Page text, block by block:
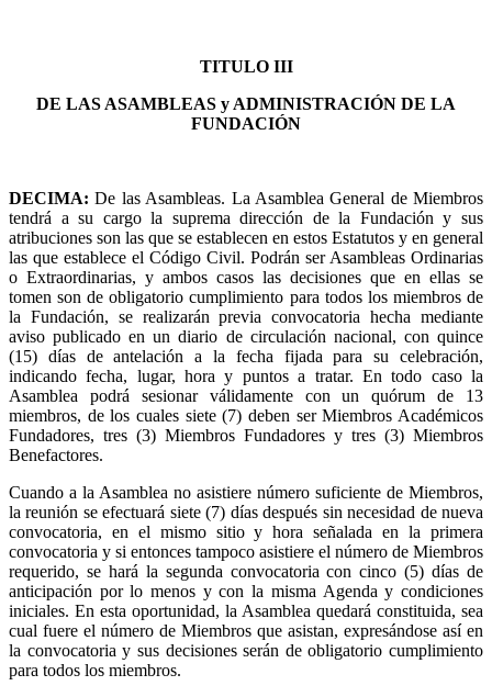
TITULO III
DE LAS ASAMBLEAS y ADMINISTRACIÓN DE LA
FUNDACIÓN
DECIMA: De las Asambleas. La Asamblea General de Miembros
tendrá a su cargo la suprema dirección de la Fundación y sus
atribuciones son las que se establecen en estos Estatutos y en general
las que establece el Código Civil. Podrán ser Asambleas Ordinarias
o Extraordinarias, y ambos casos las decisiones que en ellas se
tomen son de obligatorio cumplimiento para todos los miembros de
la Fundación, se realizarán previa convocatoria hecha mediante
aviso publicado en un diario de circulación nacional, con quince
(15) días de antelación a la fecha fijada para su celebración,
indicando fecha, lugar, hora y puntos a tratar. En todo caso la
Asamblea podrá sesionar válidamente con un quórum de 13
miembros, de los cuales siete (7) deben ser Miembros Académicos
Fundadores, tres (3) Miembros Fundadores y tres (3) Miembros
Benefactores.
Cuando a la Asamblea no asistiere número suficiente de Miembros,
la reunión se efectuará siete (7) días después sin necesidad de nueva
convocatoria, en el mismo sitio y hora señalada en la primera
convocatoria y si entonces tampoco asistiere el número de Miembros
requerido, se hará la segunda convocatoria con cinco (5) días de
anticipación por lo menos y con la misma Agenda y condiciones
iniciales. En esta oportunidad, la Asamblea quedará constituida, sea
cual fuere el número de Miembros que asistan, expresándose así en
la convocatoria y sus decisiones serán de obligatorio cumplimiento
para todos los miembros.